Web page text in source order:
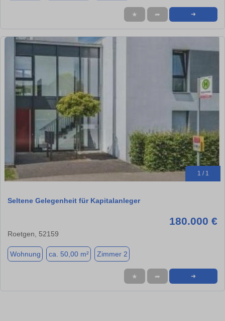
★ ➦ ➜
1 / 1
Seltene Gelegenheit für Kapitalanleger
180.000 €
Roetgen, 52159
Wohnung ca. 50,00 m² Zimmer 2
★ ➦ ➜